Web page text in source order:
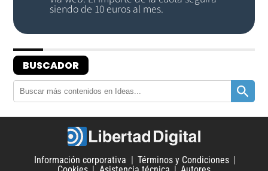
siendo de 10 euros al mes.
BUSCADOR
Información corporativa
Términos y Condiciones